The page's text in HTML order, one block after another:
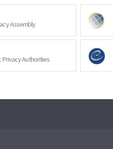
Assembly
Privacy Authorities